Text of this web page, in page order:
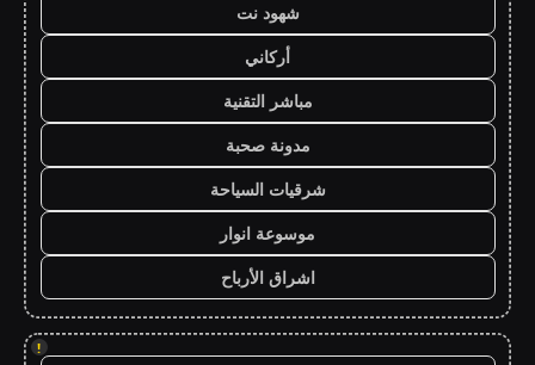
شهود نت
أركاني
مباشر التقنية
مدونة صحبة
شرقيات السياحة
موسوعة انوار
اشراق الأرباح
!